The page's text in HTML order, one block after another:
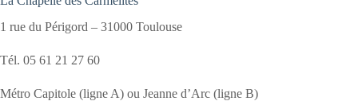
1 rue du Périgord – 31000 Toulouse
Tél. 05 61 21 27 60
Métro Capitole (ligne A) ou Jeanne d’Arc (ligne B)